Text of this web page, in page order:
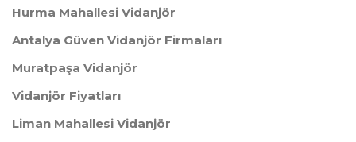
Hurma Mahallesi Vidanjör
Antalya Güven Vidanjör Firmaları
Muratpaşa Vidanjör
Vidanjör Fiyatları
Liman Mahallesi Vidanjör